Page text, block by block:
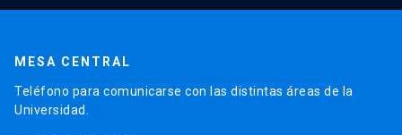
MESA CENTRAL
Teléfono para comunicarse con las distintas áreas de la
Universidad.